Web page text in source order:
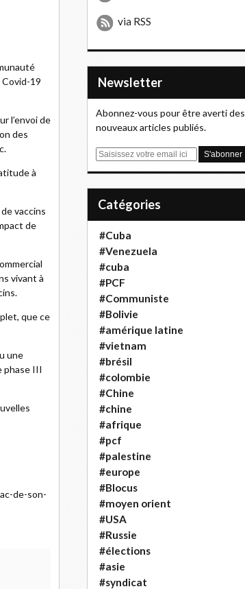
19
l’envoi de
des
à
vaccins
de
vivant à
que ce
une
phase III
de-son-
via RSS
Newsletter
Abonnez-vous pour être averti des
nouveaux articles publiés.
E
Catégories
#Cuba
#Venezuela
#cuba
#PCF
#Communiste
#Bolivie
#amérique latine
#vietnam
#brésil
#colombie
#Chine
#chine
#afrique
#pcf
#palestine
#europe
#Blocus
#moyen orient
#USA
#Russie
#élections
#asie
#syndicat